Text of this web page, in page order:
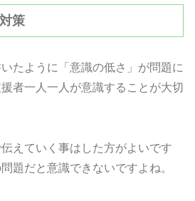
策
たように「意識の低さ」が問題に
者一人一人が意識することが大切
えていく事はした方がよいです
題だと意識できないですよね。